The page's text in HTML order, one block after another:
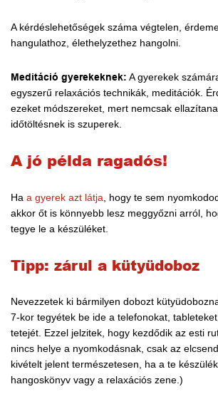
A kérdéslehetőségek száma végtelen,
hangulathoz, élethelyzethez hangolni.
Meditáció gyerekeknek: A gyerekek
egyszerű relaxációs technikák, meditációk.
ezeket módszereket, mert nemcsak
időtöltésnek is szuperek.
A jó példa ragadós!
Ha a gyerek azt látja, hogy te sem
akkor őt is könnyebb lesz meggyőzni arról,
tegye le a készüléket.
Tipp: zárul a kütyüdoboz
Nevezzetek ki bármilyen dobozt
7-kor tegyétek be ide a telefonokat,
tetejét. Ezzel jelzitek, hogy kezdődik az esti
nincs helye a nyomkodásnak, csak az
kivételt jelent természetesen, ha a te
hangoskönyv vagy a relaxációs zene.)